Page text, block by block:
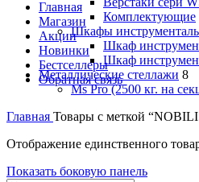
Главная
Магазин
Акции
Новинки
Бестселлеры
Обратная связь
Комплектующие
Шкафы
Шкаф
Шкаф
Металлические стеллажи 8
Ms Pro (2500 кг. на
Главная Товары с меткой
Отображение единственного
Показать боковую панель